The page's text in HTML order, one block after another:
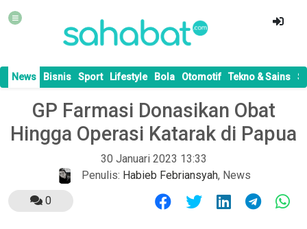
News Bisnis Sport Lifestyle Bola Otomotif Tekno & Sains
GP Farmasi Donasikan Obat
Hingga Operasi Katarak di Papua
30 Januari 2023 13:33
Penulis: Habieb Febriansyah, News
0